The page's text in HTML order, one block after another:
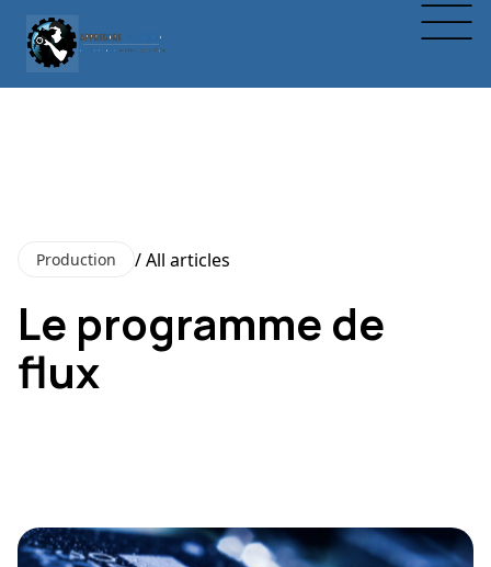
Production / All articles
Le programme de
flux